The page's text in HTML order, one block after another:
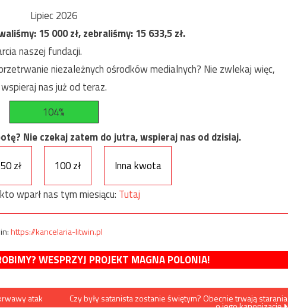
Lipiec 2026
15 000zł, zebraliśmy:15 633,5zł.
naszej fundacji.
niezależnych ośrodków medialnych? Nie zwlekaj więc,
wspieraj nas już od teraz.
104%
Nie czekaj zatem do jutra, wspieraj nas od dzisiaj.
50 zł 100 zł
Inna kwota
wparł nas tym miesiącu: Tutaj
https://kancelaria-litwin.pl
WESPRZYJ PROJEKT MAGNA POLONIA!
atak Czy były satanista zostanie świętym? Obecnie trwają starania